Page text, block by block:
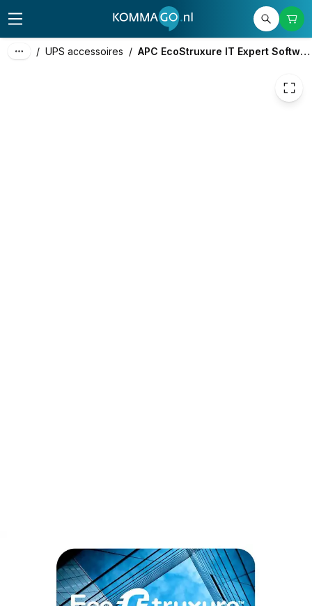
/ UPS accessoires / APC EcoStruxure IT Expert Software
excl. btw